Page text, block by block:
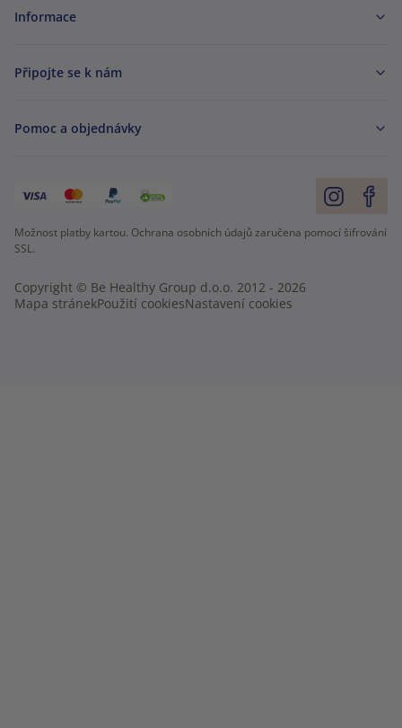
Informace
Připojte se k nám
Pomoc a objednávky
Možnost platby kartou. Ochrana osobních údajů zaručena pomocí šifrování
SSL.
Copyright © Be Healthy Group d.o.o. 2012 - 2026
Mapa stránekPoužití cookiesNastavení cookies